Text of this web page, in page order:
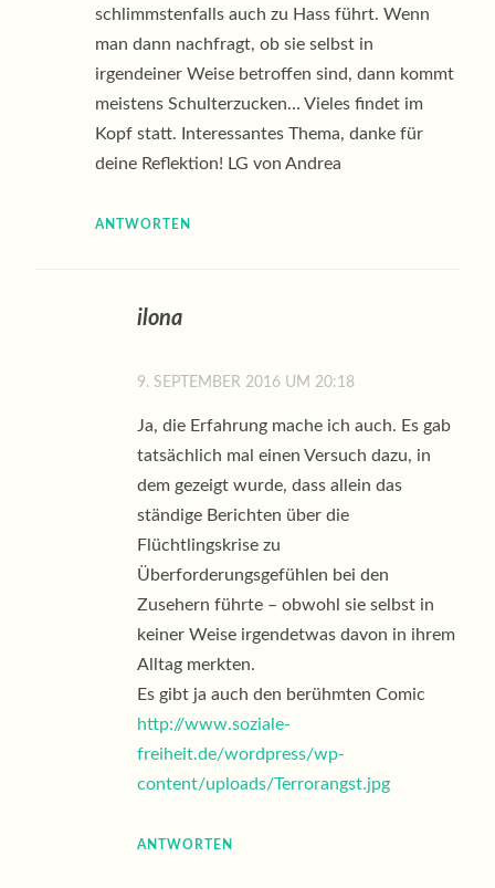
schlimmstenfalls auch zu Hass führt. Wenn
man dann nachfragt, ob sie selbst in
irgendeiner Weise betroffen sind, dann kommt
meistens Schulterzucken… Vieles findet im
Kopf statt. Interessantes Thema, danke für
deine Reflektion! LG von Andrea
ANTWORTEN
ilona
9. SEPTEMBER 2016 UM 20:18
Ja, die Erfahrung mache ich auch. Es gab
tatsächlich mal einen Versuch dazu, in
dem gezeigt wurde, dass allein das
ständige Berichten über die
Flüchtlingskrise zu
Überforderungsgefühlen bei den
Zusehern führte – obwohl sie selbst in
keiner Weise irgendetwas davon in ihrem
Alltag merkten.
Es gibt ja auch den berühmten Comic
http://www.soziale-
freiheit.de/wordpress/wp-
content/uploads/Terrorangst.jpg
ANTWORTEN